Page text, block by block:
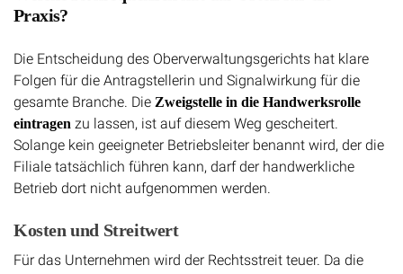
Praxis?
Die Entscheidung des Oberverwaltungsgerichts hat klare
Folgen für die Antragstellerin und Signalwirkung für die
gesamte Branche. Die Zweigstelle in die Handwerksrolle
eintragen zu lassen, ist auf diesem Weg gescheitert.
Solange kein geeigneter Betriebsleiter benannt wird, der die
Filiale tatsächlich führen kann, darf der handwerkliche
Betrieb dort nicht aufgenommen werden.
Kosten und Streitwert
Für das Unternehmen wird der Rechtsstreit teuer. Da die